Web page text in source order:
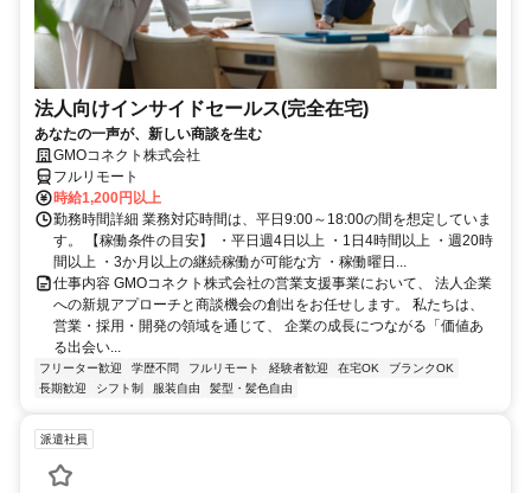
法人向けインサイドセールス(完全在宅)
あなたの一声が、新しい商談を生む
GMOコネクト株式会社
フルリモート
時給1,200円以上
勤務時間詳細 業務対応時間は、平日9:00～18:00の間を想定していま
す。 【稼働条件の目安】 ・平日週4日以上 ・1日4時間以上 ・週20時
間以上 ・3か月以上の継続稼働が可能な方 ・稼働曜日...
仕事内容 GMOコネクト株式会社の営業支援事業において、 法人企業
への新規アプローチと商談機会の創出をお任せします。 私たちは、
営業・採用・開発の領域を通じて、 企業の成長につながる「価値あ
る出会い...
フリーター歓迎 学歴不問 フルリモート 経験者歓迎 在宅OK
ブランクOK
長期歓迎
シフト制 服装自由 髪型・髪色自由
派遣社員